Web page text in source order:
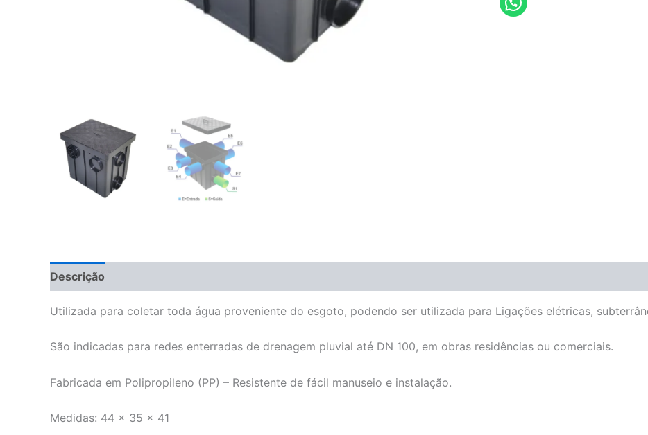
Descrição
Utilizada para coletar toda água proveniente do esgoto, podendo ser utilizada para Ligações elétricas,
São indicadas para redes enterradas de drenagem pluvial até DN 100, em obras residências ou comerciais.
Fabricada em Polipropileno (PP) – Resistente de fácil manuseio e instalação.
Medidas: 44 x 35 x 41